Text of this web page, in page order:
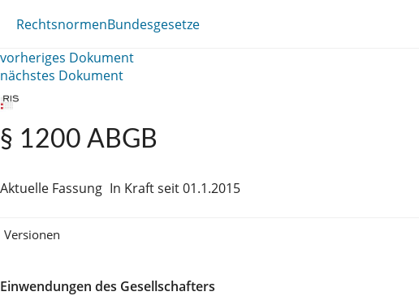
RechtsnormenBundesgesetze
vorheriges Dokument
nächstes Dokument
§ 1200 ABGB
Aktuelle Fassung In Kraft seit 01.1.2015
Versionen
Einwendungen des Gesellschafters